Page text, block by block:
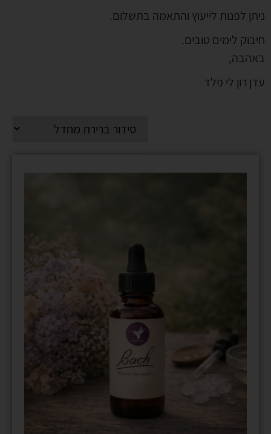
ניתן לפנות לייעוץ והתאמה בתשלום.
חיבוק לימים טובים.
באהבה,
עדן רון לי פלד